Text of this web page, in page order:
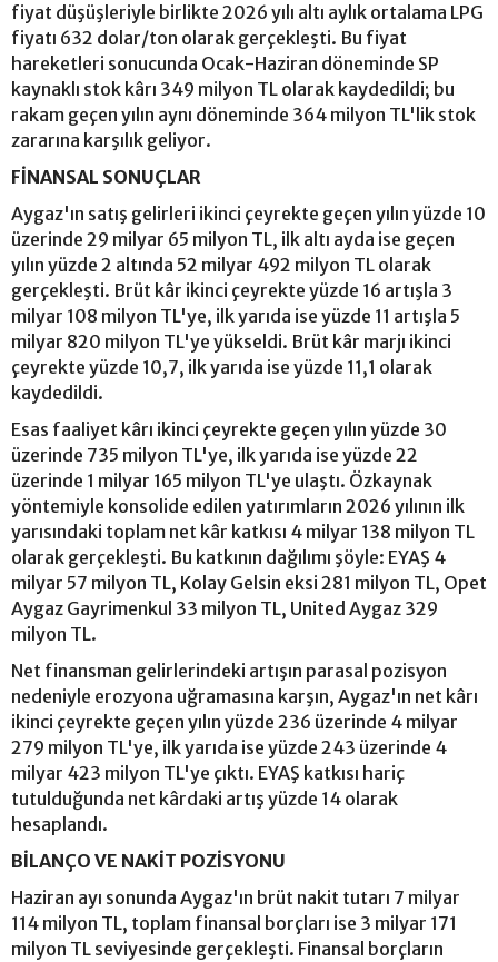
fiyat düşüşleriyle birlikte 2026 yılı altı aylık ortalama LPG
fiyatı 632 dolar/ton olarak gerçekleşti. Bu fiyat
hareketleri sonucunda Ocak-Haziran döneminde SP
kaynaklı stok kârı 349 milyon TL olarak kaydedildi; bu
rakam geçen yılın aynı döneminde 364 milyon TL'lik stok
zararına karşılık geliyor.
FİNANSAL SONUÇLAR
Aygaz'ın satış gelirleri ikinci çeyrekte geçen yılın yüzde 10
üzerinde 29 milyar 65 milyon TL, ilk altı ayda ise geçen
yılın yüzde 2 altında 52 milyar 492 milyon TL olarak
gerçekleşti. Brüt kâr ikinci çeyrekte yüzde 16 artışla 3
milyar 108 milyon TL'ye, ilk yarıda ise yüzde 11 artışla 5
milyar 820 milyon TL'ye yükseldi. Brüt kâr marjı ikinci
çeyrekte yüzde 10,7, ilk yarıda ise yüzde 11,1 olarak
kaydedildi.
Esas faaliyet kârı ikinci çeyrekte geçen yılın yüzde 30
üzerinde 735 milyon TL'ye, ilk yarıda ise yüzde 22
üzerinde 1 milyar 165 milyon TL'ye ulaştı. Özkaynak
yöntemiyle konsolide edilen yatırımların 2026 yılının ilk
yarısındaki toplam net kâr katkısı 4 milyar 138 milyon TL
olarak gerçekleşti. Bu katkının dağılımı şöyle: EYAŞ 4
milyar 57 milyon TL, Kolay Gelsin eksi 281 milyon TL, Opet
Aygaz Gayrimenkul 33 milyon TL, United Aygaz 329
milyon TL.
Net finansman gelirlerindeki artışın parasal pozisyon
nedeniyle erozyona uğramasına karşın, Aygaz'ın net kârı
ikinci çeyrekte geçen yılın yüzde 236 üzerinde 4 milyar
279 milyon TL'ye, ilk yarıda ise yüzde 243 üzerinde 4
milyar 423 milyon TL'ye çıktı. EYAŞ katkısı hariç
tutulduğunda net kârdaki artış yüzde 14 olarak
hesaplandı.
BİLANÇO VE NAKİT POZİSYONU
Haziran ayı sonunda Aygaz'ın brüt nakit tutarı 7 milyar
114 milyon TL, toplam finansal borçları ise 3 milyar 171
milyon TL seviyesinde gerçekleşti. Finansal borçların